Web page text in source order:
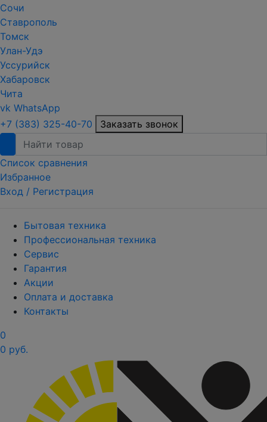
Сочи
Ставрополь
Томск
Улан-Удэ
Уссурийск
Хабаровск
Чита
vk WhatsApp
+7 (383) 325-40-70
Заказать звонок
Список сравнения
Избранное
Вход / Регистрация
Бытовая техника
Профессиональная техника
Сервис
Гарантия
Акции
Оплата и доставка
Контакты
0
0 руб.